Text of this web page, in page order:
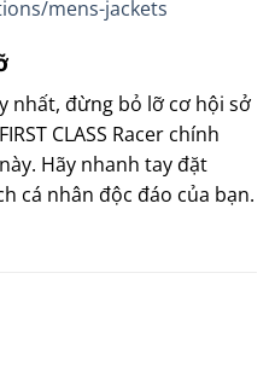
mens-jackets
nhất, đừng bỏ lỡ cơ hội sở
CLASS Racer chính
Hãy nhanh tay đặt
cá nhân độc đáo của bạn.